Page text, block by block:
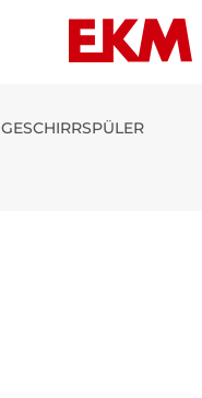
GESCHIRRSPÜLER